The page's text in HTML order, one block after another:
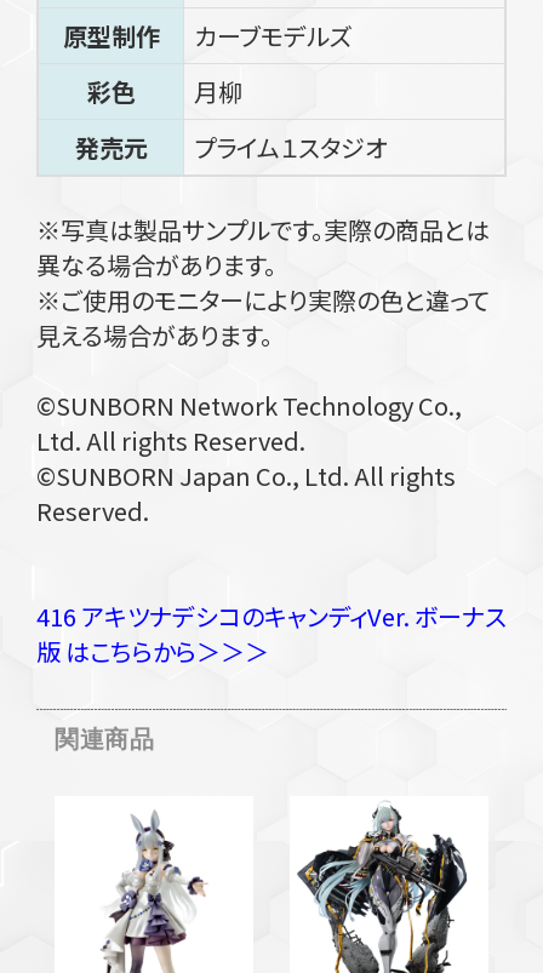
原型制作
カーブモデルズ
彩色
月柳
発売元
プライム１スタジオ
※写真は製品サンプルです。実際の商品とは
異なる場合があります。
※ご使用のモニターにより実際の色と違って
見える場合があります。
©SUNBORN Network Technology Co.,
Ltd. All rights Reserved.
©SUNBORN Japan Co., Ltd. All rights
Reserved.
416 アキツナデシコのキャンディVer. ボーナス
版 はこちらから＞＞＞
関連商品